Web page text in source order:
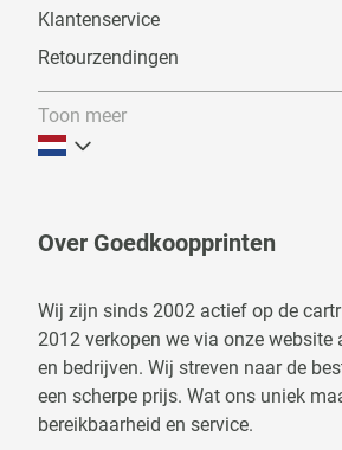
Klantenservice
Retourzendingen
Toon meer
Over Goedkoopprinten
Wij zijn sinds 2002 actief op de
2012 verkopen we via onze website
en bedrijven. Wij streven naar de
een scherpe prijs. Wat ons uniek
bereikbaarheid en service.